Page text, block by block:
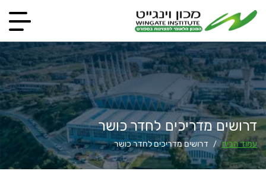
דרושים מדריכים לחדר כושר
עמוד הבית / דרושים מדריכים לחדר כושר